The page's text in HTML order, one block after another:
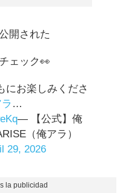
開された
ェック👀
にお楽しみくださ
…
— 【公式】俺
（俺アラ）
29, 2026